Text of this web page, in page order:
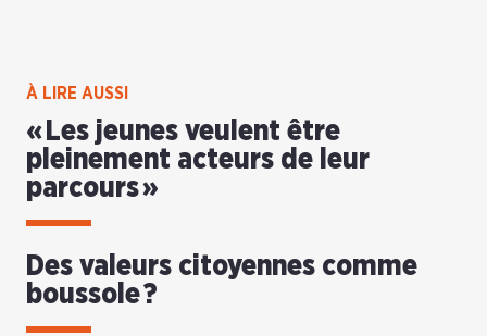
À LIRE AUSSI
« Les jeunes veulent être
pleinement acteurs de leur
parcours »
Des valeurs citoyennes comme
boussole ?